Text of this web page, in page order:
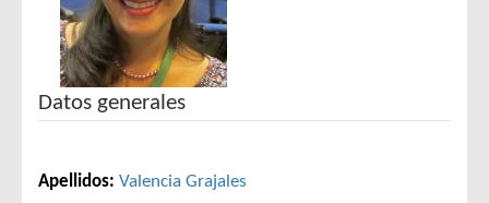
Datos generales
Apellidos: Valencia Grajales